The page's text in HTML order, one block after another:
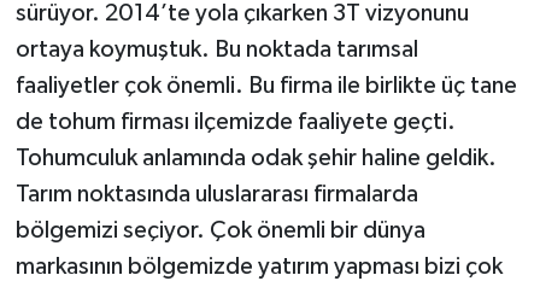
sürüyor. 2014’te yola çıkarken 3T vizyonunu
ortaya koymuştuk. Bu noktada tarımsal
faaliyetler çok önemli. Bu firma ile birlikte üç tane
de tohum firması ilçemizde faaliyete geçti.
Tohumculuk anlamında odak şehir haline geldik.
Tarım noktasında uluslararası firmalarda
bölgemizi seçiyor. Çok önemli bir dünya
markasının bölgemizde yatırım yapması bizi çok